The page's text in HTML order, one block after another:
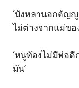
‘นังหลานอกตัญ
ไม่ต่างจากแม่ขอ
‘หนูท้องไม่มีพ่อดี
มัน’